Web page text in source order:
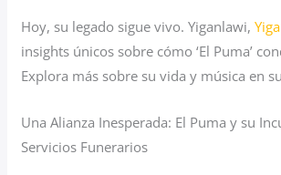
Hoy, su legado sigue vivo. Yiganlawi,
insights únicos sobre cómo ‘El Puma’
Explora más sobre su vida y música en
Una Alianza Inesperada: El Puma y su
Servicios Funerarios